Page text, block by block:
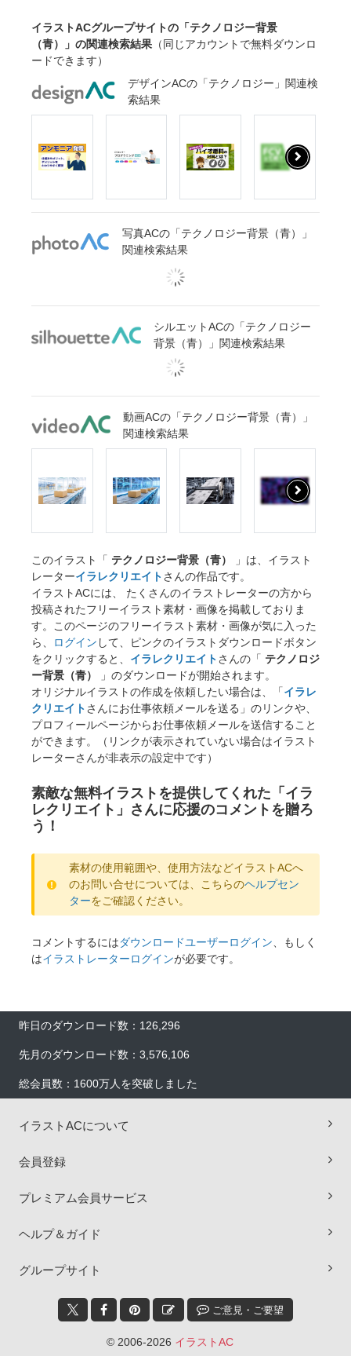
イラストACグループサイトの「テクノロジー背景
（青）」の関連検索結果 （同じアカウントで無料ダウンロ
ードできます）
デザインACの「テクノロジー」関連検
索結果
写真ACの「テクノロジー背景（青）」
関連検索結果
シルエットACの「テクノロジー
背景（青）」関連検索結果
動画ACの「テクノロジー背景（青）」
関連検索結果
このイラスト「 テクノロジー背景（青）
」は、イラスト
レーターイラレクリエイトさんの作品です。
イラストACには、 たくさんのイラストレーターの方から
投稿されたフリーイラスト素材・画像を掲載しておりま
す。このページのフリーイラスト素材・画像が気に入った
ら、
ログイン して、ピンクのイラストダウンロードボタン
をクリックすると、 イラレクリエイトさんの「 テクノロジ
ー背景（青）
」のダウンロードが開始されます。
オリジナルイラストの作成を依頼したい場合は、「イラレ
クリエイトさんにお仕事依頼メールを送る」のリンクや、
プロフィールページからお仕事依頼メールを送信すること
ができます。（リンクが表示されていない場合はイラスト
レーターさんが非表示の設定中です）
素敵な無料イラストを提供してくれた「イラ
レクリエイト」さんに応援のコメントを贈ろ
う！
素材の使用範囲や、使用方法などイラストACへ
のお問い合せについては、こちらのヘルプセン
ターをご確認ください。
コメントするにはダウンロードユーザーログイン、もしく
はイラストレーターログインが必要です。
昨日のダウンロード数：126,296
先月のダウンロード数：3,576,106
総会員数：1600万人を突破しました
イラストACについて
会員登録
プレミアム会員サービス
ヘルプ＆ガイド
グループサイト
ご意見・ご要望
© 2006-2026 イラストAC